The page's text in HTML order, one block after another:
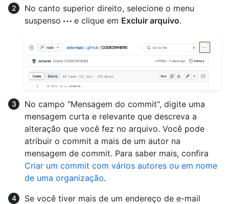
No canto superior direito, selecione o menu
suspenso
e clique em Excluir arquivo.
No campo "Mensagem do commit", digite uma
mensagem curta e relevante que descreva a
alteração que você fez no arquivo. Você pode
atribuir o commit a mais de um autor na
mensagem de commit. Para saber mais, confira
Criar um commit com vários autores ou em nome
de uma organização.
Se você tiver mais de um endereço de e-mail